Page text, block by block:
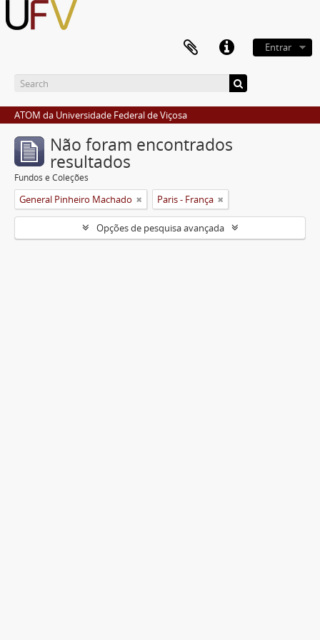
Entrar
ATOM da Universidade Federal de Viçosa
Não foram encontrados
resultados
Fundos e Coleções
General Pinheiro Machado Paris - França
Opções de pesquisa avançada